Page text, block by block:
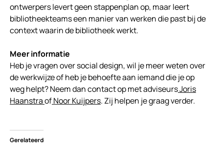
ontwerpers levert geen stappenplan op, maar leert
bibliotheekteams een manier van werken die past bij de
context waarin de bibliotheek werkt.
Meer informatie
Heb je vragen over social design, wil je meer weten over
de werkwijze of heb je behoefte aan iemand die je op
weg helpt? Neem dan contact op met adviseursJoris
HaanstraofNoor Kuijpers. Zij helpen je graag verder.
Gerelateerd